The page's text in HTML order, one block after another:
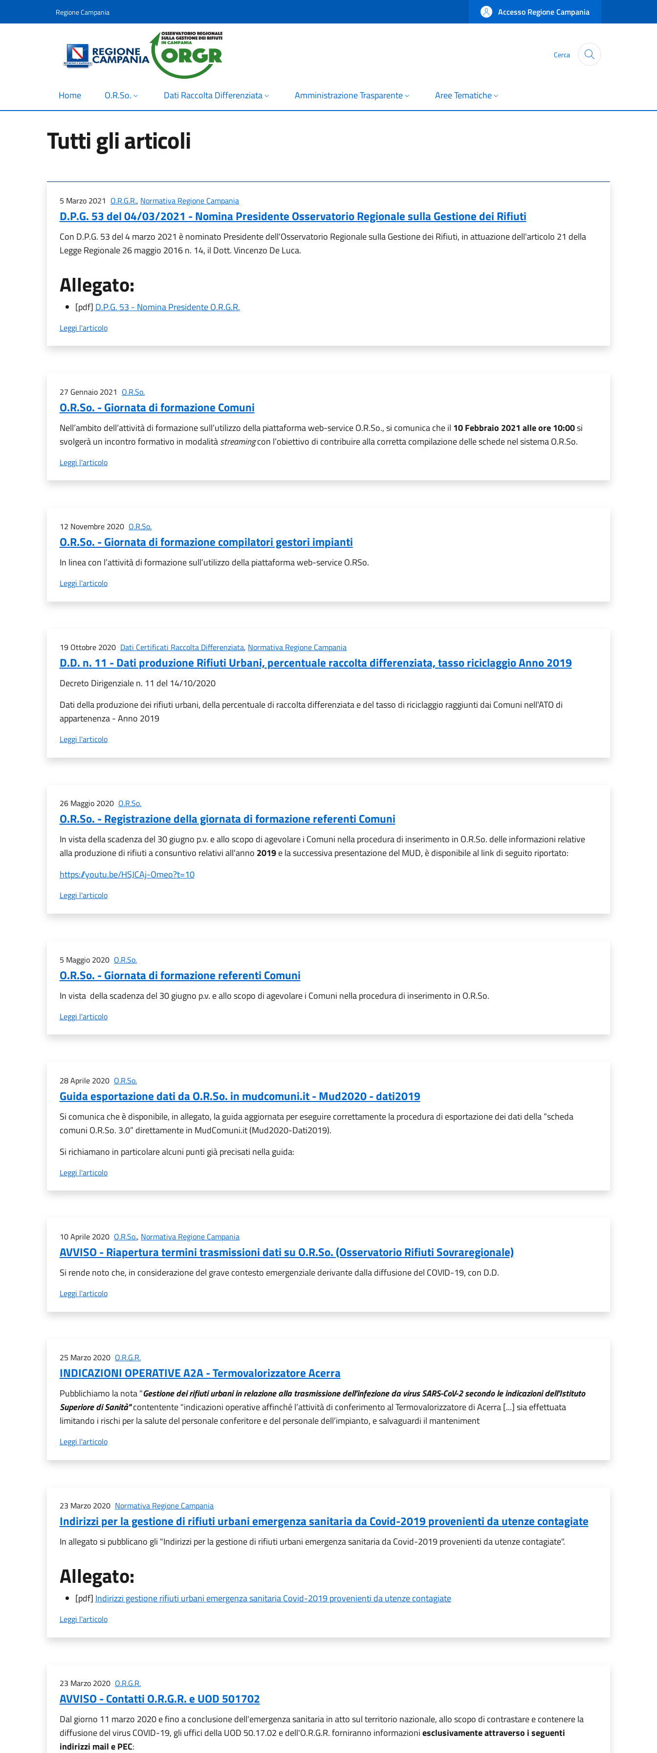
Regione Campania Accesso Regione Campania
Cerca
Home O.R.So. Dati Raccolta Differenziata Amministrazione Trasparente Aree Tematiche
Tutti gli articoli
5 Marzo 2021 O.R.G.R., Normativa Regione Campania
D.P.G. 53 del 04/03/2021 - Nomina Presidente Osservatorio Regionale sulla Gestione dei Rifiuti
Con D.P.G. 53 del 4 marzo 2021 è nominato Presidente dell'Osservatorio Regionale sulla Gestione dei Rifiuti, in attuazione dell'articolo 21 della
Legge Regionale 26 maggio 2016 n. 14, il Dott. Vincenzo De Luca.
Allegato:
[pdf] D.P.G. 53 - Nomina Presidente O.R.G.R.
Leggi l'articolo
27 Gennaio 2021 O.R.So.
O.R.So. - Giornata di formazione Comuni
Nell’ambito dell’attività di formazione sull’utilizzo della piattaforma web-service O.R.So., si comunica che il 10 Febbraio 2021 alle ore 10:00si
svolgerà un incontro formativo in modalitàstreamingcon l’obiettivo di contribuire alla corretta compilazione delle schede nel sistema O.R.So.
Leggi l'articolo
12 Novembre 2020 O.R.So.
O.R.So. - Giornata di formazione compilatori gestori impianti
In linea con l’attività di formazione sull’utilizzo della piattaforma web-service O.RSo.
Leggi l'articolo
19 Ottobre 2020 Dati Certificati Raccolta Differenziata, Normativa Regione Campania
D.D. n. 11 - Dati produzione Rifiuti Urbani, percentuale raccolta differenziata, tasso riciclaggio Anno 2019
Decreto Dirigenziale n. 11 del 14/10/2020
Dati della produzione dei rifiuti urbani, della percentuale di raccolta differenziata e del tasso di riciclaggio raggiunti dai Comuni nell'ATO di
appartenenza - Anno 2019
Leggi l'articolo
26 Maggio 2020 O.R.So.
O.R.So. - Registrazione della giornata di formazione referenti Comuni
In vista della scadenza del 30 giugno p.v. e allo scopo di agevolare i Comuni nella procedura di inserimento in O.R.So. delle informazioni relative
alla produzione di rifiuti a consuntivo relativi all'anno 2019e la successiva presentazione del MUD, è disponibile al link di seguito riportato:
https://youtu.be/HSJCAj-Omeo?t=10
Leggi l'articolo
5 Maggio 2020 O.R.So.
O.R.So. - Giornata di formazione referenti Comuni
In vista della scadenza del 30 giugno p.v. e allo scopo di agevolare i Comuni nella procedura di inserimento in O.R.So.
Leggi l'articolo
28 Aprile 2020 O.R.So.
Guida esportazione dati da O.R.So. in mudcomuni.it - Mud2020 - dati2019
Si comunica che è disponibile, in allegato, la guida aggiornata per eseguire correttamente la procedura di esportazione dei dati della “scheda
comuni O.R.So. 3.0” direttamente in MudComuni.it (Mud2020-Dati2019).
Si richiamano in particolare alcuni punti già precisati nella guida:
Leggi l'articolo
10 Aprile 2020 O.R.So., Normativa Regione Campania
AVVISO - Riapertura termini trasmissioni dati su O.R.So. (Osservatorio Rifiuti Sovraregionale)
Si rende noto che, in considerazione del grave contesto emergenziale derivante dalla diffusione del COVID-19, con D.D.
Leggi l'articolo
25 Marzo 2020 O.R.G.R.
INDICAZIONI OPERATIVE A2A - Termovalorizzatore Acerra
Pubblichiamo la nota "Gestione dei rifiuti urbani in relazione alla trasmissione dell’infezione da virus SARS-CoV-2 secondo le indicazioni dell’Istituto
Superiore di Sanità"contentente "indicazioni operative affinché l’attività di conferimento al Termovalorizzatore di Acerra [...] sia effettuata
limitando i rischi per la salute del personale conferitore e del personale dell’impianto, e salvaguardi il manteniment
Leggi l'articolo
23 Marzo 2020 Normativa Regione Campania
Indirizzi per la gestione di rifiuti urbani emergenza sanitaria da Covid-2019 provenienti da utenze contagiate
In allegato si pubblicano gli "Indirizzi per la gestione di rifiuti urbani emergenza sanitaria da Covid-2019 provenienti da utenze contagiate".
Allegato:
[pdf] Indirizzi gestione rifiuti urbani emergenza sanitaria Covid-2019 provenienti da utenze contagiate
Leggi l'articolo
23 Marzo 2020 O.R.G.R.
AVVISO - Contatti O.R.G.R. e UOD 501702
Dal giorno 11 marzo 2020 e fino a conclusione dell'emergenza sanitaria in atto sul territorio nazionale, allo scopo di contrastare e contenere la
diffusione del virus COVID-19, gli uffici della UOD 50.17.02 e dell'O.R.G.R. forniranno informazioniesclusivamente attraverso i seguenti
indirizzi mail e PEC: